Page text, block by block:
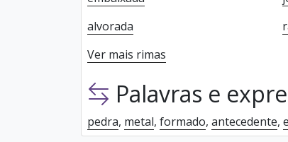
alvorada
Ver mais rimas
Palavras e
pedra, metal, formado, antecedente,